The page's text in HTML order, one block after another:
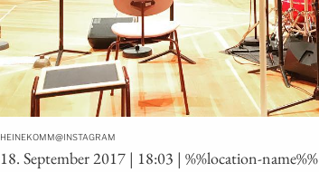
HEINEKOMM@ INSTAGRAM
18. Sep­tem­ber 2017 | 18:03 | %%loca­ti­on-name%%